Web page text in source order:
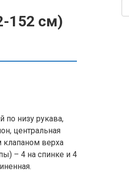
152 см)
по низу рукава,
центральная
клапаном верха
– 4 на спинке и 4